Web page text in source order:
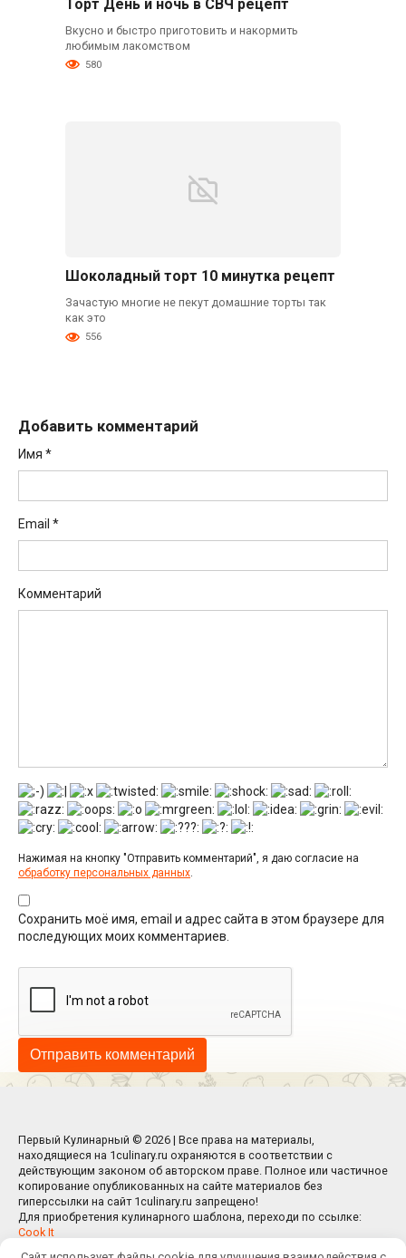
Торт День и ночь в СВЧ рецепт
Вкусно и быстро приготовить и накормить
любимым лакомством
580
Шоколадный торт 10 минутка рецепт
Зачастую многие не пекут домашние торты так
как это
556
Добавить комментарий
Имя *
Email *
Комментарий
Нажимая на кнопку "Отправить комментарий", я даю согласие на
обработку персональных данных
Сохранить моё имя, email и адрес сайта в этом браузере для
последующих моих комментариев.
Первый Кулинарный © 2026 | Все права на материалы,
находящиеся на 1culinary.ru охраняются в соответствии с
действующим законом об авторском праве. Полное или частичное
копирование опубликованных на сайте материалов без
гиперссылки на сайт 1culinary.ru запрещено!
Для приобретения кулинарного шаблона, переходи по ссылке:
Cook It